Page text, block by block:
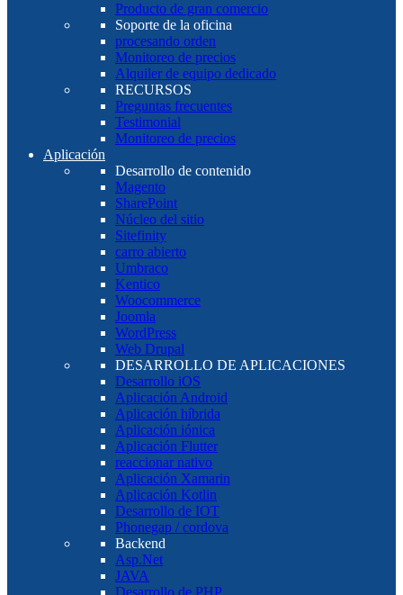
Producto de gran comercio
Soporte de la oficina
procesando orden
Monitoreo de precios
Alquiler de equipo dedicado
RECURSOS
Preguntas frecuentes
Testimonial
Monitoreo de precios
Aplicación
Desarrollo de contenido
Magento
SharePoint
Núcleo del sitio
Sitefinity
carro abierto
Umbraco
Kentico
Woocommerce
Joomla
WordPress
Web Drupal
DESARROLLO DE APLICACIONES
Desarrollo iOS
Aplicación Android
Aplicación híbrida
Aplicación iónica
Aplicación Flutter
reaccionar nativo
Aplicación Xamarin
Aplicación Kotlin
Desarrollo de IOT
Phonegap / cordova
Backend
Asp.Net
JAVA
Desarrollo de PHP